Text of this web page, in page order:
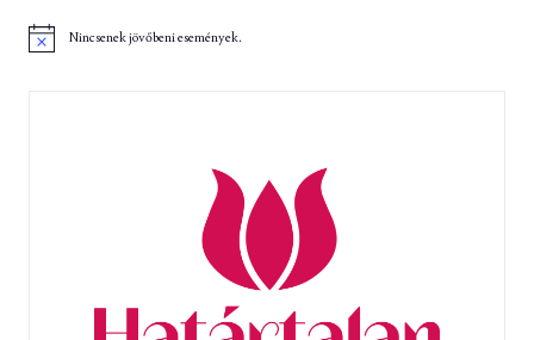
Nincsenek jövőbeni események.